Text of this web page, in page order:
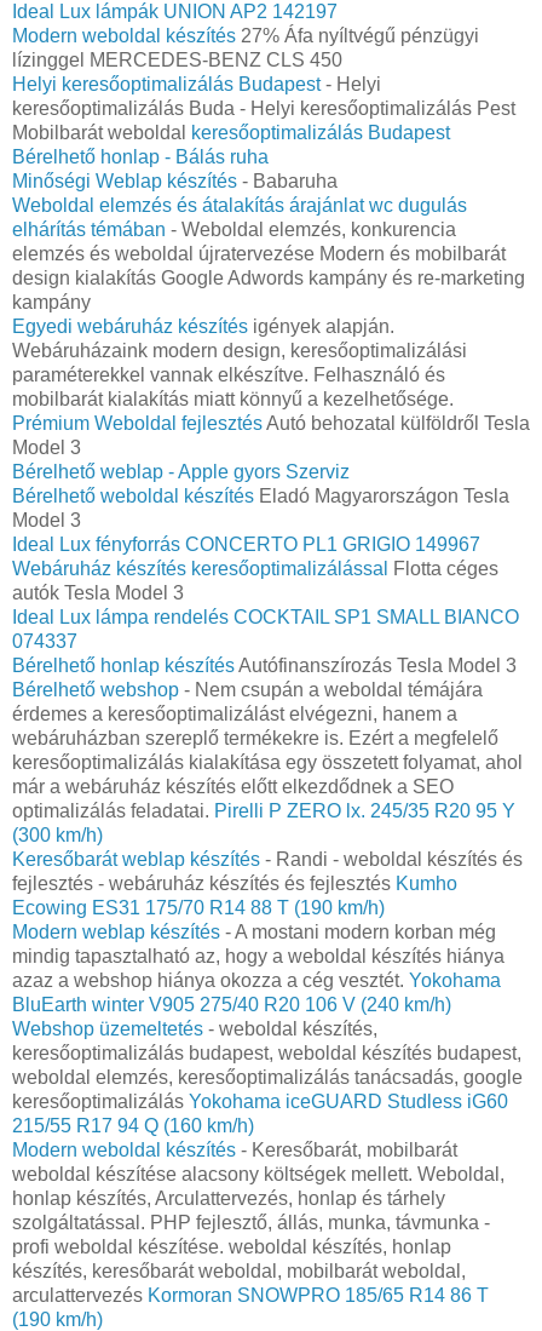
Ideal Lux lámpák UNION AP2 142197
Modern weboldal készítés 27% Áfa nyíltvégű pénzügyi
lízinggel MERCEDES-BENZ CLS 450
Helyi keresőoptimalizálás Budapest- Helyi
keresőoptimalizálás Buda - Helyi keresőoptimalizálás Pest
Mobilbarát weboldal
keresőoptimalizálás Budapest
Bérelhető honlap - Bálás ruha
Minőségi Weblap készítés - Babaruha
Weboldal elemzés és átalakítás árajánlat wc dugulás
elhárítás témában - Weboldal elemzés, konkurencia
elemzés és weboldal újratervezése Modern és mobilbarát
design kialakítás Google Adwords kampány és re-marketing
kampány
Egyedi webáruház készítés igények alapján.
Webáruházaink modern design, keresőoptimalizálási
paraméterekkel vannak elkészítve. Felhasználó és
mobilbarát kialakítás miatt könnyű a kezelhetősége.
Prémium Weboldal fejlesztés‎Autó behozatal külföldről Tesla
Model 3
Bérelhető weblap - Apple gyors Szerviz
Bérelhető weboldal‎ készítés Eladó Magyarországon Tesla
Model 3
Ideal Lux fényforrás CONCERTO PL1 GRIGIO 149967
Webáruház készítés keresőoptimalizálással
Flotta céges
autók Tesla Model 3
Ideal Lux lámpa rendelés COCKTAIL SP1 SMALL BIANCO
074337
Bérelhető honlap készítésAutófinanszírozás Tesla Model 3
Bérelhető webshop - Nem csupán a weboldal témájára
érdemes a keresőoptimalizálást elvégezni, hanem a
webáruházban szereplő termékekre is. Ezért a megfelelő
keresőoptimalizálás kialakítása egy összetett folyamat, ahol
már a webáruház készítés előtt elkezdődnek a SEO
optimalizálás feladatai. Pirelli P ZERO lx. 245/35 R20 95 Y
(300 km/h)
Keresőbarát weblap készítés - Randi - weboldal készítés és
fejlesztés - webáruház készítés és fejlesztés Kumho
Ecowing ES31 175/70 R14 88 T (190 km/h)
Modern weblap készítés - A mostani modern korban még
mindig tapasztalható az, hogy a weboldal készítés hiánya
azaz a webshop hiánya okozza a cég vesztét. Yokohama
BluEarth winter V905 275/40 R20 106 V (240 km/h)
Webshop üzemeltetés - weboldal készítés,
keresőoptimalizálás budapest, weboldal készítés budapest,
weboldal elemzés, keresőoptimalizálás tanácsadás, google
keresőoptimalizálás Yokohama iceGUARD Studless iG60
215/55 R17 94 Q (160 km/h)
Modern weboldal készítés - Keresőbarát, mobilbarát
weboldal készítése alacsony költségek mellett. Weboldal,
honlap készítés, Arculattervezés, honlap és tárhely
szolgáltatással. PHP fejlesztő, állás, munka, távmunka -
profi weboldal készítése. weboldal készítés, honlap
készítés, keresőbarát weboldal, mobilbarát weboldal,
arculattervezés Kormoran SNOWPRO 185/65 R14 86 T
(190 km/h)